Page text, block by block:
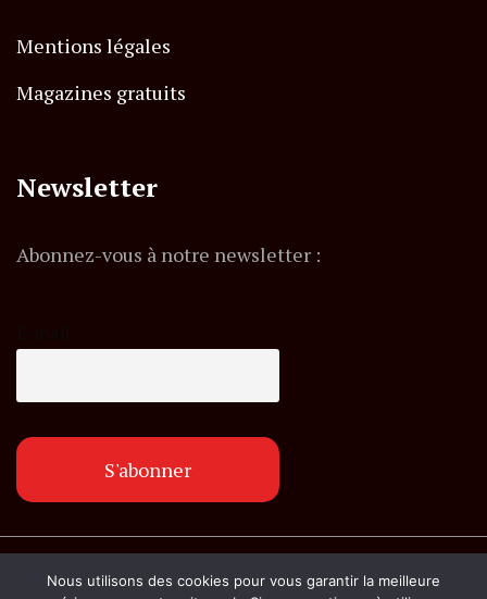
Mentions légales
Magazines gratuits
Newsletter
Abonnez-vous à notre newsletter :
© Copyright lemagazineinfo.fr. Tous droits
Nous utilisons des cookies pour vous garantir la meilleure